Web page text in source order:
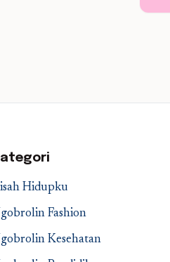
Hidupku
Fashion
Kesehatan